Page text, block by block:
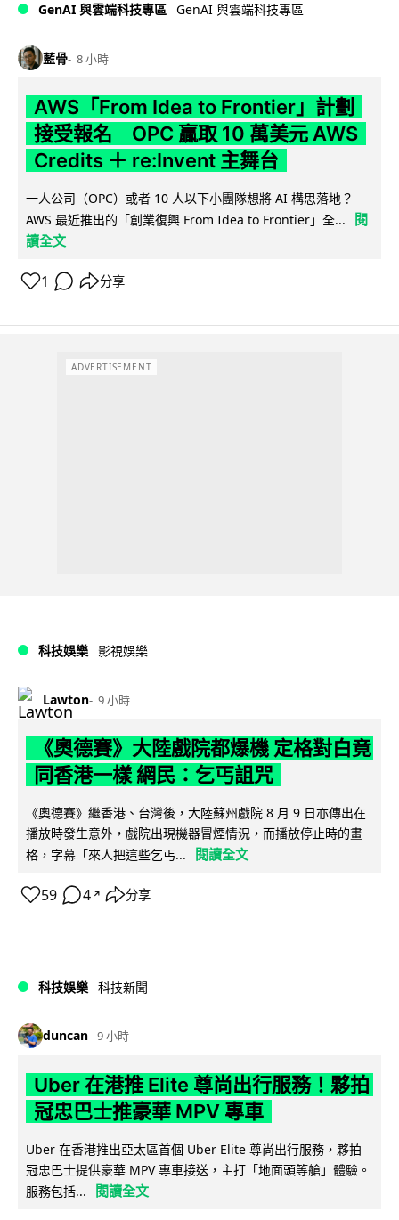
GenAI 與雲端科技專區 GenAI 與雲端科技專區
藍骨 8 小時
AWS「From Idea to Frontier」計劃
接受報名 OPC 贏取 10 萬美元 AWS
Credits ＋ re:Invent 主舞台
一人公司（OPC）或者 10 人以下小團隊想將 AI 構思落地？
AWS 最近推出的「創業復興 From Idea to Frontier」全...
閱
讀全文
1 分享
ADVERTISEMENT
科技娛樂 影視娛樂
Lawton 9 小時
《奧德賽》大陸戲院都爆機 定格對白竟
同香港一樣 網民：乞丐詛咒
《奧德賽》繼香港、台灣後，大陸蘇州戲院 8 月 9 日亦傳出在
播放時發生意外，戲院出現機器冒煙情況，而播放停止時的畫
格，字幕「來人把這些乞丐...
閱讀全文
59 4 ↗ 分享
科技娛樂 科技新聞
duncan 9 小時
Uber 在港推 Elite 尊尚出行服務！夥拍
冠忠巴士推豪華 MPV 專車
Uber 在香港推出亞太區首個 Uber Elite 尊尚出行服務，夥拍
冠忠巴士提供豪華 MPV 專車接送，主打「地面頭等艙」體驗。
服務包括...
閱讀全文